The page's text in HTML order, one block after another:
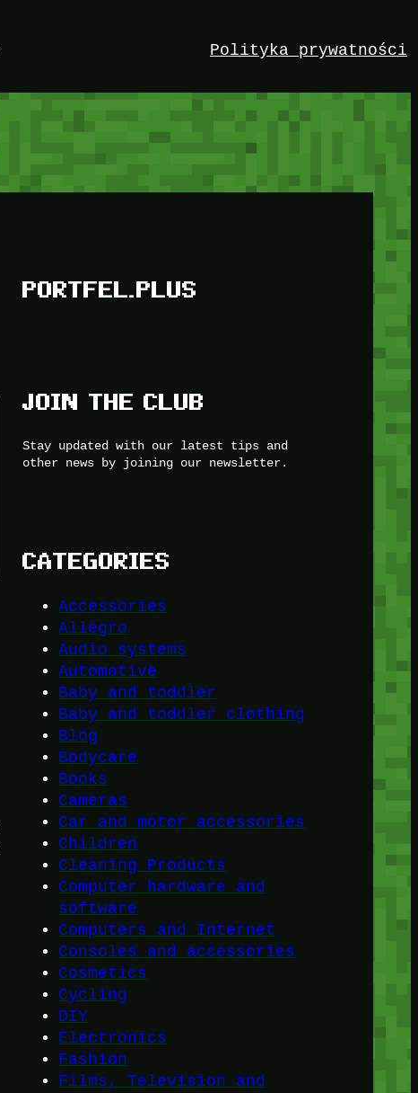
Polityka prywatności
PORTFEL.PLUS
JOIN THE CLUB
Stay updated with our latest tips and
other news by joining our newsletter.
CATEGORIES
Accessories
Allegro
Audio systems
Automotive
Baby and toddler
Baby and toddler clothing
Blog
Bodycare
Books
Cameras
Car and motor accessories
Children
Cleaning Products
Computer hardware and
software
Computers and Internet
Consoles and accessories
Cosmetics
Cycling
DIY
Electronics
Fashion
Films, Television and